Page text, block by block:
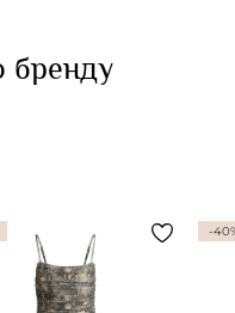
бренду
-